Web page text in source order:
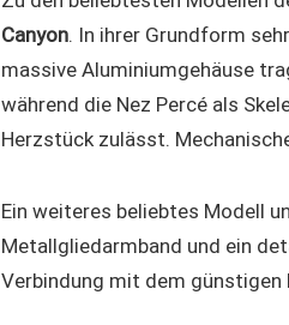
Canyon. In ihrer Grundform
massive Aluminiumgehäuse
während die Nez Percé als
Herzstück zulässt.
Ein weiteres beliebtes Modell
Metallgliedarmband und ein
Verbindung mit dem günstigen